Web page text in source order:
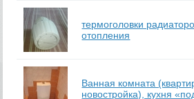
термоголовки
отопления
Ванная комната
новостройка), кухня